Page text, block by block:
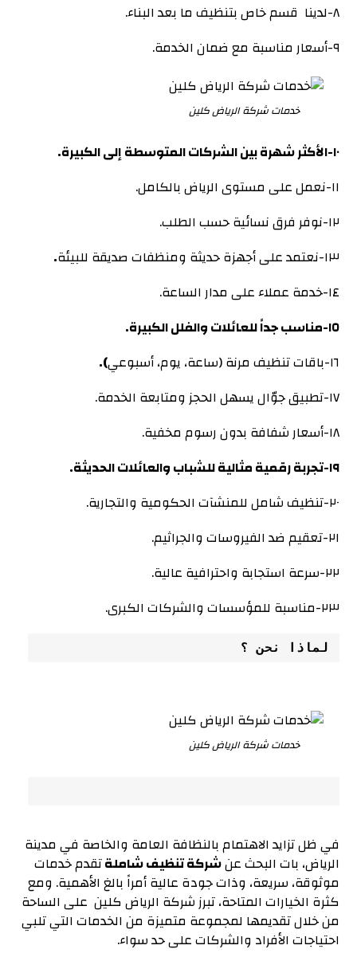
٨-لدينا قسم خاص بتنظيف ما بعد البناء.
٩-أسعار مناسبة مع ضمان الخدمة.
خدمات شركة الرياض كلين
١٠-الأكثر شهرة بين الشركات المتوسطة إلى الكبيرة
.
١١-نعمل على مستوى الرياض بالكامل.
١٢-نوفر فرق نسائية حسب الطلب.
١٣-نعتمد على أجهزة حديثة ومنظفات صديقة للبيئة
.
١٤-خدمة عملاء على مدار الساعة.
١٥-مناسب جداً للعائلات والفلل الكبيرة.
١٦-باقات تنظيف مرنة (ساعة، يوم، أسبوعي
).
١٧-تطبيق جوّال يسهل الحجز ومتابعة الخدمة.
١٨-أسعار شفافة بدون رسوم مخفية.
١٩-تجربة رقمية مثالية للشباب والعائلات الحديثة.
٢٠-تنظيف شامل للمنشآت الحكومية والتجارية.
٢١-تعقيم ضد الفيروسات والجراثيم.
٢٢-سرعة استجابة واحترافية عالية.
٢٣-مناسبة للمؤسسات والشركات الكبرى.
لماذا نحن ؟
خدمات شركة الرياض كلين
في ظل تزايد الاهتمام بالنظافة العامة والخاصة في مدينة
الرياض، بات البحث عنشركة تنظيف شاملةتقدم خدمات
موثوقة، سريعة، وذات جودة عالية أمراً بالغ الأهمية. ومع
كثرة الخيارات المتاحة، تبرز شركة الرياض كلين على الساحة
من خلال تقديمها لمجموعة متميزة من الخدمات التي تلبي
احتياجات الأفراد والشركات على حد سواء.